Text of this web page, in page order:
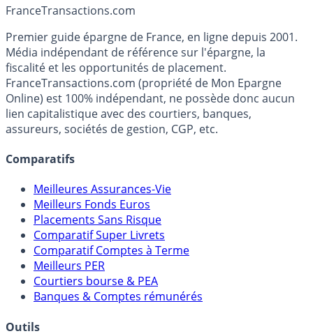
FranceTransactions.com
Premier guide épargne de France, en ligne depuis 2001.
Média indépendant de référence sur l'épargne, la
fiscalité et les opportunités de placement.
FranceTransactions.com (propriété de Mon Epargne
Online) est 100% indépendant, ne possède donc aucun
lien capitalistique avec des courtiers, banques,
assureurs, sociétés de gestion, CGP, etc.
Comparatifs
Meilleures Assurances-Vie
Meilleurs Fonds Euros
Placements Sans Risque
Comparatif Super Livrets
Comparatif Comptes à Terme
Meilleurs PER
Courtiers bourse & PEA
Banques & Comptes rémunérés
Outils